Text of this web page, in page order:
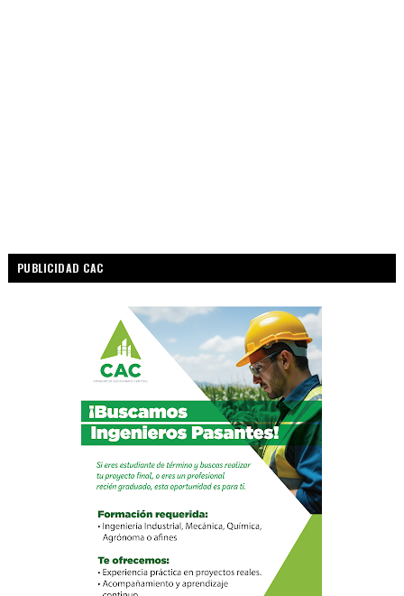
PUBLICIDAD CAC